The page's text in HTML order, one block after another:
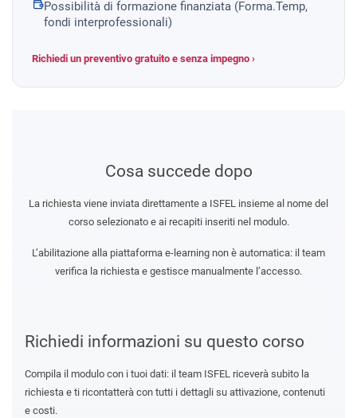
Possibilità di formazione finanziata (Forma.Temp,
fondi interprofessionali)
Richiedi un preventivo gratuito e senza impegno ›
Richiedi informazioni su questo corso
Compila il modulo con i tuoi dati: il team ISFEL riceverà subito la
richiesta e ti ricontatterà con tutti i dettagli su attivazione, contenuti
e costi.
Cosa succede dopo
La richiesta viene inviata direttamente a ISFEL insieme al nome del
corso selezionato e ai recapiti inseriti nel modulo.
L’abilitazione alla piattaforma e-learning non è automatica: il team
verifica la richiesta e gestisce manualmente l’accesso.